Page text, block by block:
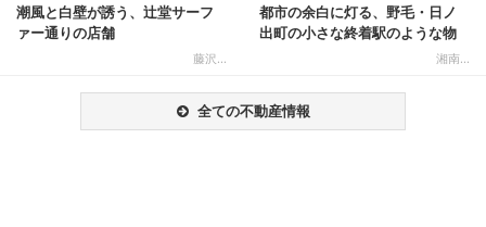
潮風と白壁が誘う、辻堂サーフ
ァー通りの店舗
藤沢...
都市の余白に灯る、野毛・日ノ
出町の小さな終着駅のような物
湘南...
全ての不動産情報